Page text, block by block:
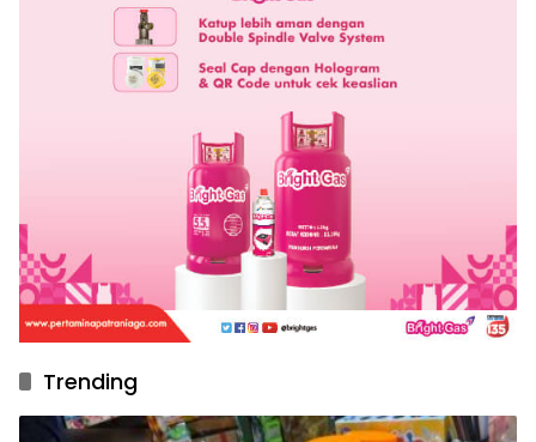
Trending